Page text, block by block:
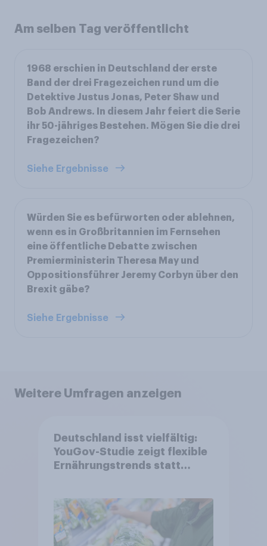
Am selben Tag veröffentlicht
1968 erschien in Deutschland der erste
Band der drei Fragezeichen rund um die
Detektive Justus Jonas, Peter Shaw und
Bob Andrews. In diesem Jahr feiert die Serie
ihr 50-jähriges Bestehen. Mögen Sie die drei
Fragezeichen?
Siehe Ergebnisse
Würden Sie es befürworten oder ablehnen,
wenn es in Großbritannien im Fernsehen
eine öffentliche Debatte zwischen
Premierministerin Theresa May und
Oppositionsführer Jeremy Corbyn über den
Brexit gäbe?
Siehe Ergebnisse
Weitere Umfragen anzeigen
Deutschland isst vielfältig:
YouGov-Studie zeigt flexible
Ernährungstrends statt